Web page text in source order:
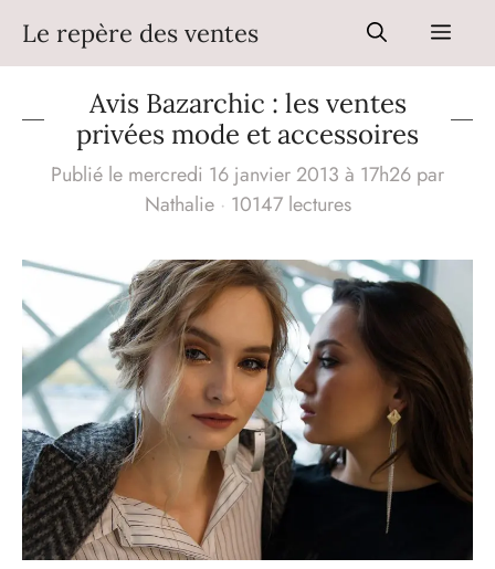
contenu
Le repère des ventes Menu
Avis Bazarchic : les ventes
privées mode et accessoires
Publié le mercredi 16 janvier 2013 à 17h26 par
Nathalie · 10147 lectures